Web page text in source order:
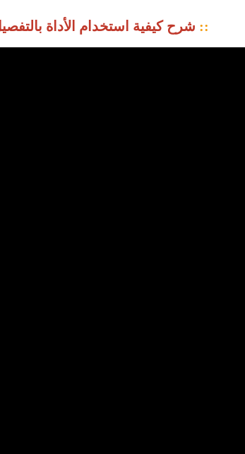
:: شرح كيفية استخدام الأداة